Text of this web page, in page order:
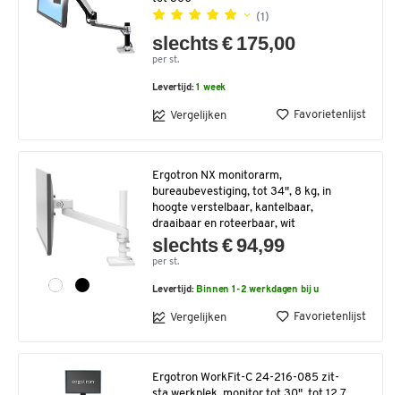
(1)
slechts € 175,00
per st.
Levertijd:1 week
Vergelijken Favorietenlijst
Ergotron NX monitorarm,
bureaubevestiging, tot 34", 8 kg, in
hoogte verstelbaar, kantelbaar,
draaibaar en roteerbaar, wit
slechts € 94,99
per st.
Levertijd: Binnen 1-2 werkdagen bij u
Vergelijken Favorietenlijst
Ergotron WorkFit-C 24-216-085 zit-